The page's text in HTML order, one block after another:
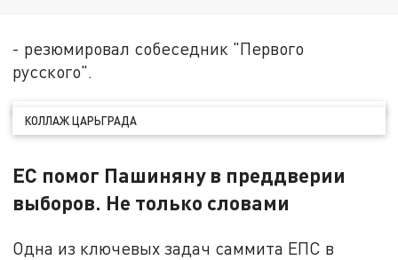
- резюмировал собеседник "Первого
русского".
КОЛЛАЖ ЦАРЬГРАДА
ЕС помог Пашиняну в преддверии
выборов. Не только словами
Одна из ключевых задач саммита ЕПС в